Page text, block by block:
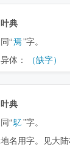
叶典
同“焉”字。
异体：
（缺字）
叶典
同“鳦”字。
地名用字。见大